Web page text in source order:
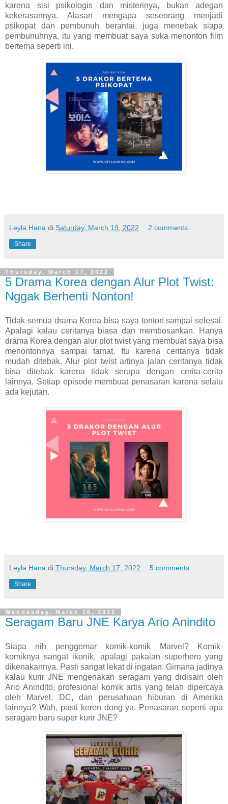
karena sisi psikologis dan misterinya, bukan adegan
kekerasannya. Alasan mengapa seseorang menjadi
psikopat dan pembunuh berantai, juga menebak siapa
pembunuhnya, itu yang membuat saya suka menonton film
bertema seperti ini.
Leyla Hana di Saturday, March 19, 2022 2 comments:
Share
Thursday, March 17, 2022
5 Drama Korea dengan Alur Plot Twist:
Nggak Berhenti Nonton!
Tidak semua drama Korea bisa saya tonton sampai selesai.
Apalagi kalau ceritanya biasa dan membosankan. Hanya
drama Korea dengan alur plot twist yang membuat saya bisa
menontonnya sampai tamat. Itu karena ceritanya tidak
mudah ditebak. Alur plot twist artinya jalan ceritanya tidak
bisa ditebak karena tidak serupa dengan cerita-cerita
lainnya. Setiap episode membuat penasaran karena selalu
ada kejutan.
Leyla Hana di Thursday, March 17, 2022 5 comments:
Share
Wednesday, March 16, 2022
Seragam Baru JNE Karya Ario Anindito
Siapa nih penggemar komik-komik Marvel? Komik-
komiknya sangat ikonik, apalagi pakaian superhero yang
dikenakannya. Pasti sangat lekat di ingatan. Gimana jadinya
kalau kurir JNE mengenakan seragam yang didisain oleh
Ario Anindito, profesional komik artis yang telah dipercaya
oleh Marvel, DC, dan perusahaan hiburan di Amerika
lainnya? Wah, pasti keren dong ya. Penasaran seperti apa
seragam baru super kurir JNE?